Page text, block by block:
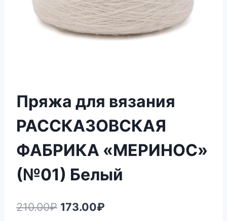
Пряжа для вязания
РАССКАЗОВСКАЯ
ФАБРИКА «МЕРИНОС»
(№01) Белый
210.00₽ Первоначальная
173.00₽